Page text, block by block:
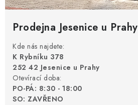
Prodejna Jesenice u Prahy
Kde nás najdete:
K Rybníku 378
252 42 Jesenice u Prahy
Otevírací doba:
PO-PÁ: 8:30 - 18:00
SO: ZAVŘENO